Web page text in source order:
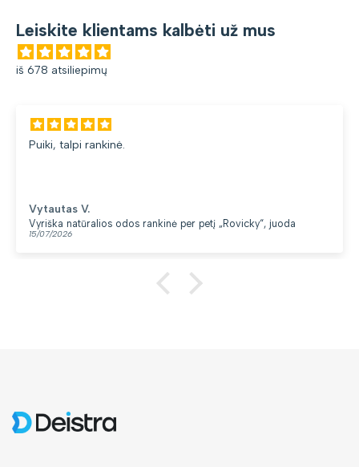
Leiskite klientams kalbėti už mus
iš 678 atsiliepimų
Gana patogi kuprinė. Lengva ir minkšta. Patinka, kad yra
Loreta G.
Kuprinė moterims Peterson, tamsiai mėlyna K12
13/07/2026